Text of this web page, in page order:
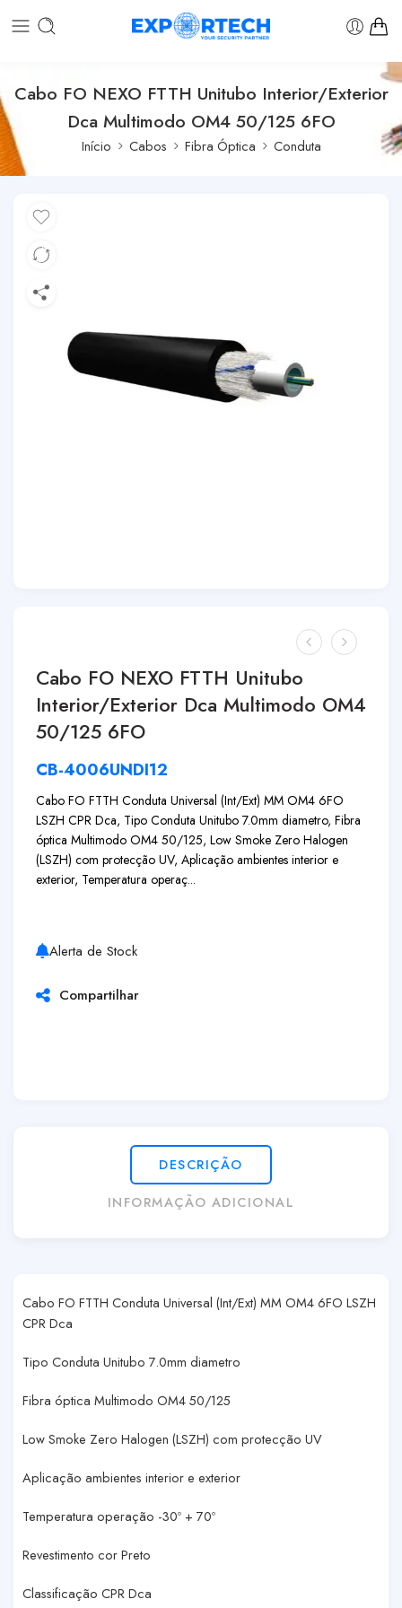
Cabo FO NEXO FTTH Unitubo Interior/Exterior
Dca Multimodo OM4 50/125 6FO
Início Cabos Fibra Óptica Conduta
Cabo FO NEXO FTTH Unitubo
Interior/Exterior Dca Multimodo OM4
50/125 6FO
CB-4006UNDI12
Cabo FO FTTH Conduta Universal (Int/Ext) MM OM4 6FO
LSZH CPR Dca, Tipo Conduta Unitubo 7.0mm diametro, Fibra
óptica Multimodo OM4 50/125, Low Smoke Zero Halogen
(LSZH) com protecção UV, Aplicação ambientes interior e
exterior, Temperatura operaç...
Alerta de Stock
Compartilhar
DESCRIÇÃO
INFORMAÇÃO ADICIONAL
Cabo FO FTTH Conduta Universal (Int/Ext) MM OM4 6FO LSZH
CPR Dca
Tipo Conduta Unitubo 7.0mm diametro
Fibra óptica Multimodo OM4 50/125
Low Smoke Zero Halogen (LSZH) com protecção UV
Aplicação ambientes interior e exterior
Temperatura operação -30º + 70º
Revestimento cor Preto
Classificação CPR Dca